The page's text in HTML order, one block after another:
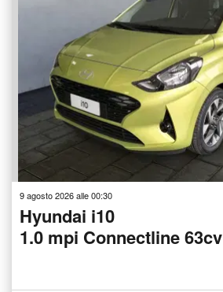
9 agosto 2026 alle 00:30
Hyundai i10
1.0 mpi Connectline 63cv